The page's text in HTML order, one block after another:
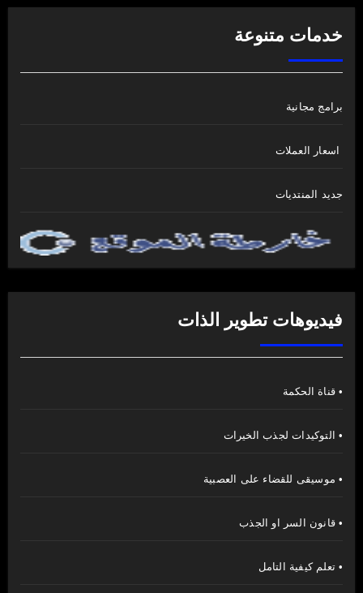
خدمات متنوعة
برامج مجانية
اسعار العملات
جديد المنتديات
فيديوهات تطوير الذات
• قناة الحكمة
• التوكيدات لجذب الخيرات
• موسيقى للقضاء على العصبية
• قانون السر او الجذب
• تعلم كيفية التامل